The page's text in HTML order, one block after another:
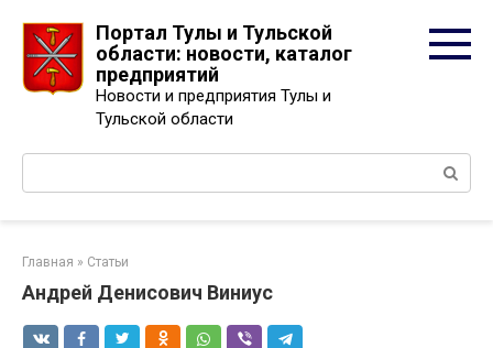
контенту
Портал Тулы и Тульской
области: новости, каталог
предприятий
Новости и предприятия Тулы и
Тульской области
Поиск:
Главная » Статьи
Андрей Денисович Виниус